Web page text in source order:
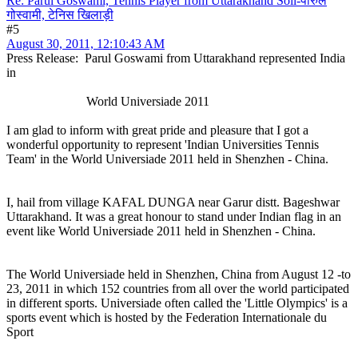
गोस्वामी, टेनिस खिलाड़ी
#5
August 30, 2011, 12:10:43 AM
Press Release: Parul Goswami from Uttarakhand represented India
in
World Universiade 2011
I am glad to inform with great pride and pleasure that I got a
wonderful opportunity to represent 'Indian Universities Tennis
Team' in the World Universiade 2011 held in Shenzhen - China.
I, hail from village KAFAL DUNGA near Garur distt. Bageshwar
Uttarakhand. It was a great honour to stand under Indian flag in an
event like World Universiade 2011 held in Shenzhen - China.
The World Universiade held in Shenzhen, China from August 12 -to
23, 2011 in which 152 countries from all over the world participated
in different sports. Universiade often called the 'Little Olympics' is a
sports event which is hosted by the Federation Internationale du
Sport